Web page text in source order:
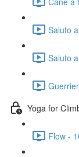
Saluto
Saluto
Yoga for
Flow -